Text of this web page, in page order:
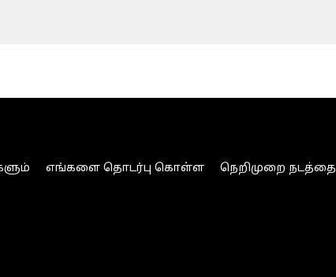
எங்களை தொடர்பு கொள்ள நெறிமுறை நடத்தை